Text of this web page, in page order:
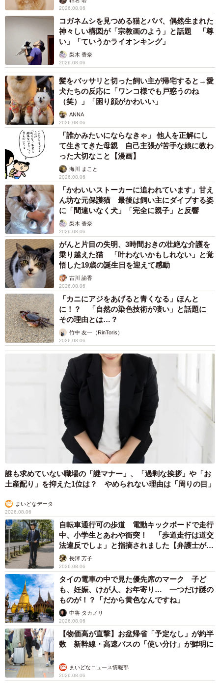
て得られるメリットは、大きくふたつだ。レンズの数だけ
フィルターを購入する必要がなくなること、フィルター装
着が困難な広角レンズや魚眼レンズでもフィルター効果が
得られること、である。
これは、素直に「凄い」と思った。私もカメラを弄るよ
うになって長いのだが、こんなシステム展開をしたものは
他に類例を知らない。
写真左：左から光害カットフィルター、ソフトフィルター。 写真右：フ
ィルターをカメラ内部に装着したところ（もし撮像素子を傷つけたりで
もしたら、と思うと怖くて、筆者は触ることもできなかった）。 画像提
供：OMデジタルソリューションズ
さらにアストロには天体撮影に適したカメラ設定が2種類
プリセットされていて、ダイアルひとつで気軽に呼びだす
こともできる。これも他社の先行機にはあまり見られない
機能だ。天体専用カメラを謳うアストロの面目躍如といっ
たところである。先述のフィルターのことも含め、アスト
ロにかけるOMデジタルソリューションズの「本気」が窺え
る。
かつて（前身たる）オリンパスは「宇宙からバクテリア
まで」を標榜していたことを思い出す。それは、わが社の
システムはマクロからミクロまで森羅万象を写し取りま
す、という自負のようなものだったのだろう。いまや銀塩
写真はデジタル写真に取って代わられ、オリンパスの映像
事業は分社化されても、あのDNAのようなものはアストロ
の中に生きているのだなあと感じ入ったことであった。
7/13
左はアストロで、右は（アストロのベース機となった）OM-D E-M1 Mark
III で撮影した、オリオン座のバーナードループ（星雲）。Hα線を約100
パーセント捉えるカメラとそうでないカメラとでは、色味にもこれだけ
の違いが出る。画像提供：OMデジタルソリューションズ
2026.08.06
コガネムシを見つめる猫とパパ、偶然生まれた
神々しい構図が「宗教画のよう」と話題 「尊
い」「ていうかライオンキング」
梨木 香奈
2026.08.06
髪をバッサリと切った飼い主が帰宅すると→愛
犬たちの反応に「ワンコ様でも戸惑うのね
（笑）」「困り顔がかわいい」
ANNA
2026.08.06
「誰かみたいにならなきゃ」 他人を正解にし
て生きてきた母親 自己主張が苦手な娘に教わ
った大切なこと【漫画】
海川 まこと
2026.08.06
「かわいいストーカーに追われています」甘え
ん坊な元保護猫 最後は飼い主にダイブする姿
に「間違いなく犬」「完全に親子」と反響
梨木 香奈
2026.08.06
がんと片目の失明、3時間おきの壮絶な介護を
乗り越えた猫 「叶わないかもしれない」と覚
悟した19歳の誕生日を迎えて感動
古川 諭香
2026.08.06
「カニにアジをあげると青くなる」ほんと
に！？ 「自然の染色技術が凄い」と話題に
その理由とは…？
竹中 友一（RinToris）
2026.08.06
誰も求めていない職場の「謎マナー」、「過剰な挨拶」や「お
土産配り」を抑えた1位は？ やめられない理由は「周りの目」
まいどなデータ
2026.08.06
自転車通行可の歩道 電動キックボードで走行
中、小学生とあわや衝突！ 「歩道走行は道交
法違反でしょ」と指摘されました【弁護士が解
説】長澤 芳子
2026.08.06
タイの電車の中で見た優先席のマーク 子ど
も、妊娠、けが人、お年寄り… 一つだけ謎の
ものが！？「だから黄色なんですね」
中将 タカノリ
2026.08.06
【物価高が直撃】お盆帰省「予定なし」が約半
数 新幹線・高速バスの「使い分け」が鮮明に
まいどなニュース情報部
2026.08.06